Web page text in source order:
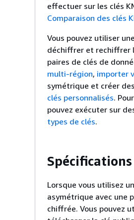
effectuer sur les clés
Comparaison des clés
Vous pouvez utiliser
déchiffrer et rechiffrer
paires de clés de
multi-région, importer
symétrique et créer
clés personnalisés.
pouvez exécuter sur
types de clés.
Spécifications
Lorsque vous utilisez
asymétrique avec une
chiffrée. Vous pouvez